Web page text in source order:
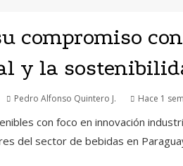
compromiso
y la
Pedro Alfonso Quintero J. Hace 1
con foco en innovación
del sector de bebidas en